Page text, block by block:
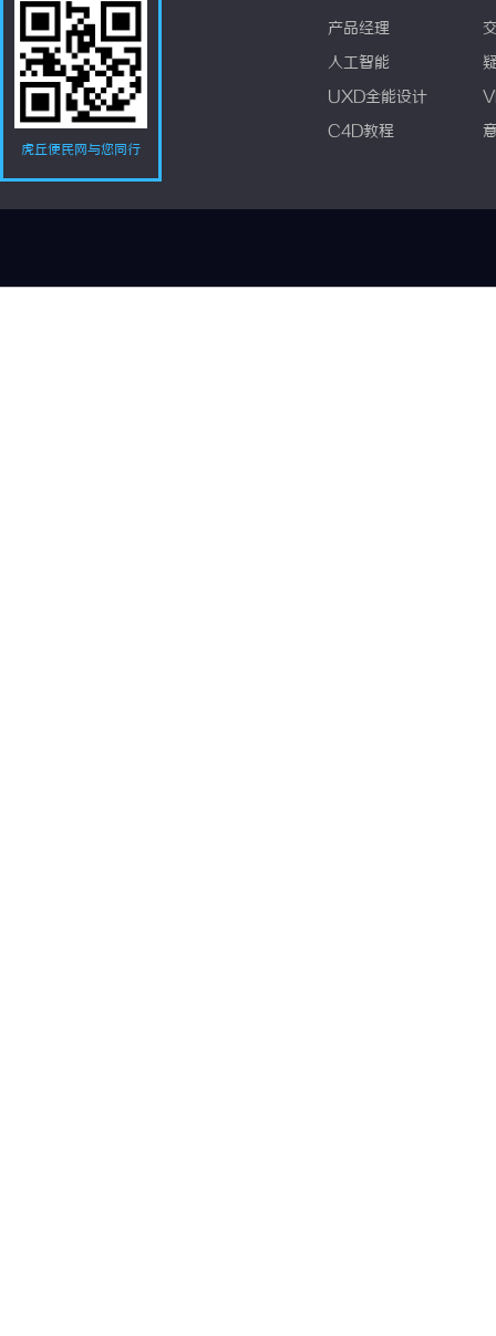
虎丘便民网与您同行
产品经理
人工智能
UXD全能设计
C4D教程